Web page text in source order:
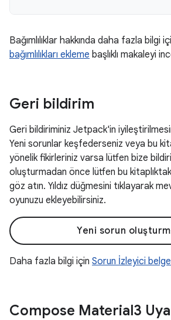
Bağımlılıklar hakkında daha fazla bilgi
bağımlılıkları ekleme başlıklı makaleyi
Geri bildirim
Geri bildiriminiz Jetpack'in
Yeni sorunlar keşfederseniz veya bu
yönelik fikirleriniz varsa lütfen bize
oluşturmadan önce lütfen bu
göz atın. Yıldız düğmesini tıklayarak
oyunuzu ekleyebilirsiniz.
Yeni sorun
Daha fazla bilgi için Sorun İzleyici
Compose Material3